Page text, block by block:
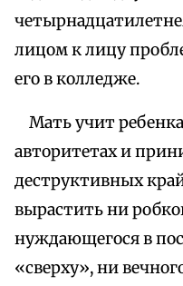
лицом к лицу
его в колледже.
Мать учит
авторитетах и
деструктивных
вырастить ни
нуждающегося в
«сверху», ни